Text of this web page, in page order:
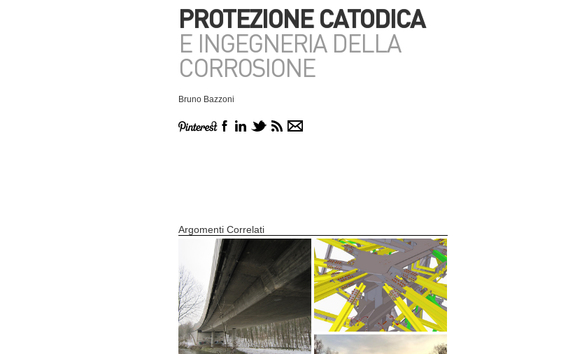
PROTEZIONE CATODICA
E INGEGNERIA DELLA
CORROSIONE
Bruno Bazzoni
Argomenti Correlati